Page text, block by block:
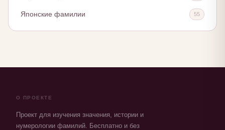
Японские фамилии 55
О ПРОЕКТЕ
Проект для изучения значения, истории и
нумерологии фамилий. Бесплатно и без